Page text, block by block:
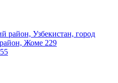
район, Узбекистан, город
Жоме 229